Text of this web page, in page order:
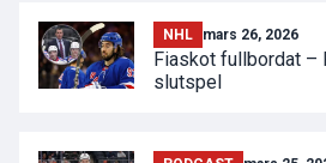
NHL mars 26, 2026
Fiaskot fullbordat –
slutspel